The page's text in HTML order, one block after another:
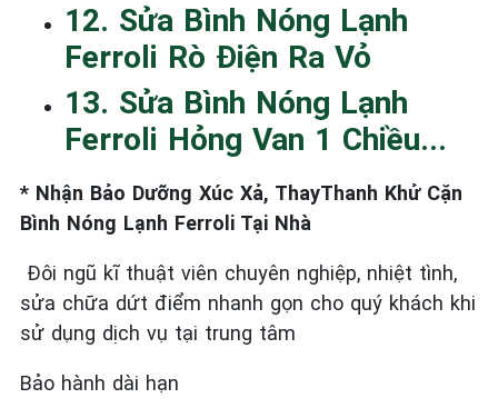
12. Sửa Bình Nóng Lạnh
Ferroli Rò Điện Ra Vỏ
13. Sửa Bình Nóng Lạnh
Ferroli Hỏng Van 1 Chiều...
* Nhận Bảo Dưỡng Xúc Xả, ThayThanh Khử Cặn
Bình Nóng Lạnh Ferroli Tại Nhà
Đôi ngũ kĩ thuật viên chuyên nghiệp, nhiệt tình,
sửa chữa dứt điểm nhanh gọn cho quý khách khi
sử dụng dịch vụ tại trung tâm
Bảo hành dài hạn